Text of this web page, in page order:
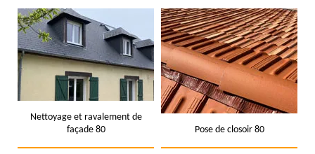
Nettoyage et ravalement de
façade 80
Pose de closoir 80